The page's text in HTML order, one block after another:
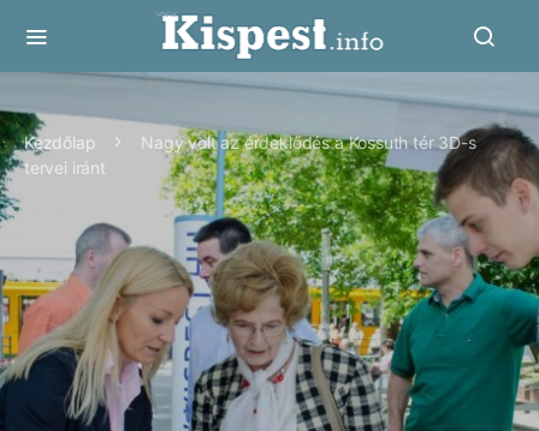
Kezdőlap
Nagy volt az érdeklődés a Kossuth tér 3D-s
tervei iránt